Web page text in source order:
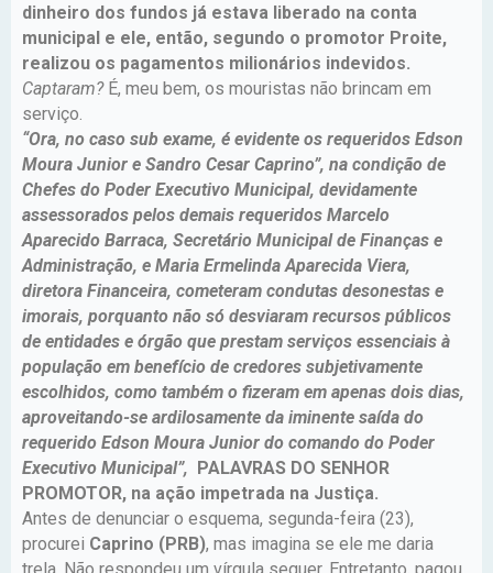
dinheiro dos fundos já estava liberado na conta
municipal e ele, então, segundo o promotor Proite,
realizou os pagamentos milionários indevidos.
Captaram?É, meu bem, os mouristas não brincam em
serviço.
“Ora, no caso sub exame, é evidente os requeridos Edson
Moura Junior e Sandro Cesar Caprino”, na condição de
Chefes do Poder Executivo Municipal, devidamente
assessorados pelos demais requeridos Marcelo
Aparecido Barraca, Secretário Municipal de Finanças e
Administração, e Maria Ermelinda Aparecida Viera,
diretora Financeira, cometeram condutas desonestas e
imorais, porquanto não só desviaram recursos públicos
de entidades e órgão que prestam serviços essenciais à
população em benefício de credores subjetivamente
escolhidos, como também o fizeram em apenas dois dias,
aproveitando-se ardilosamente da iminente saída do
requerido Edson Moura Junior do comando do Poder
Executivo Municipal”, PALAVRAS DO SENHOR
PROMOTOR, na ação impetrada na Justiça.
Antes de denunciar o esquema, segunda-feira (23),
procurei Caprino (PRB), mas imagina se ele me daria